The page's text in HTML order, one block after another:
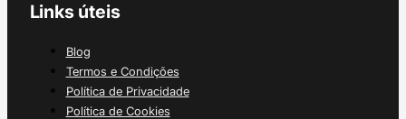
Links úteis
Blog
Termos e Condições
Política de Privacidade
Política de Cookies